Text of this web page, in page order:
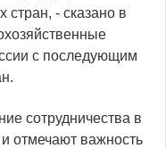
стран, - сказано в
с последующим
сотрудничества в
и отмечают важность